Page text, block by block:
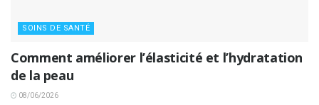
SOINS DE SANTÉ
Comment améliorer l’élasticité et l’hydratation
de la peau
08/06/2026